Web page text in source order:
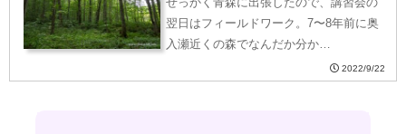
翌日はフィールドワーク。7〜8年前に奥
入瀬近くの森でなんだか分か…
2022/9/22